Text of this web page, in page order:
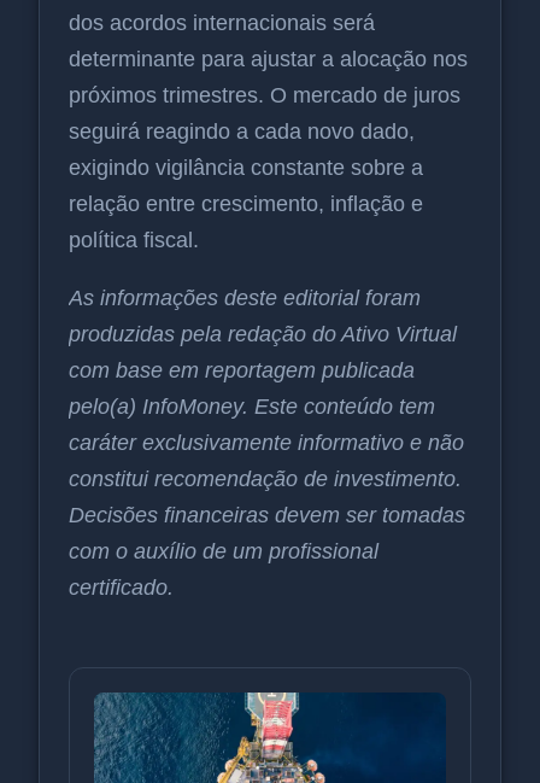
dos acordos internacionais será
determinante para ajustar a alocação nos
próximos trimestres. O mercado de juros
seguirá reagindo a cada novo dado,
exigindo vigilância constante sobre a
relação entre crescimento, inflação e
política fiscal.
As informações deste editorial foram
produzidas pela redação do Ativo Virtual
com base em reportagem publicada
pelo(a) InfoMoney. Este conteúdo tem
caráter exclusivamente informativo e não
constitui recomendação de investimento.
Decisões financeiras devem ser tomadas
com o auxílio de um profissional
certificado.